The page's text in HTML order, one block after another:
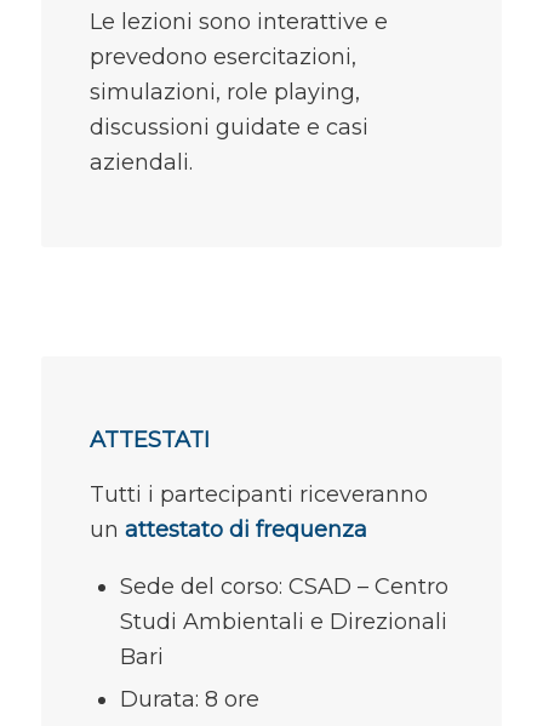
Le lezioni sono interattive e
prevedono esercitazioni,
simulazioni, role playing,
discussioni guidate e casi
aziendali.
ATTESTATI
Tutti i partecipanti riceveranno
un attestato di frequenza
Sede del corso: CSAD – Centro
Studi Ambientali e Direzionali
Bari
Durata: 8 ore